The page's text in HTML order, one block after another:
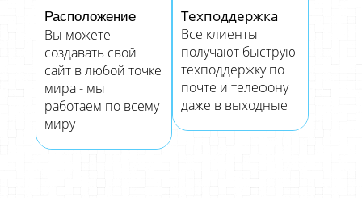
Расположение
Вы можете
создавать свой
сайт в любой точке
мира - мы
работаем по всему
миру
Техподдержка
Все клиенты
получают быструю
техподдержку по
почте и телефону
даже в выходные